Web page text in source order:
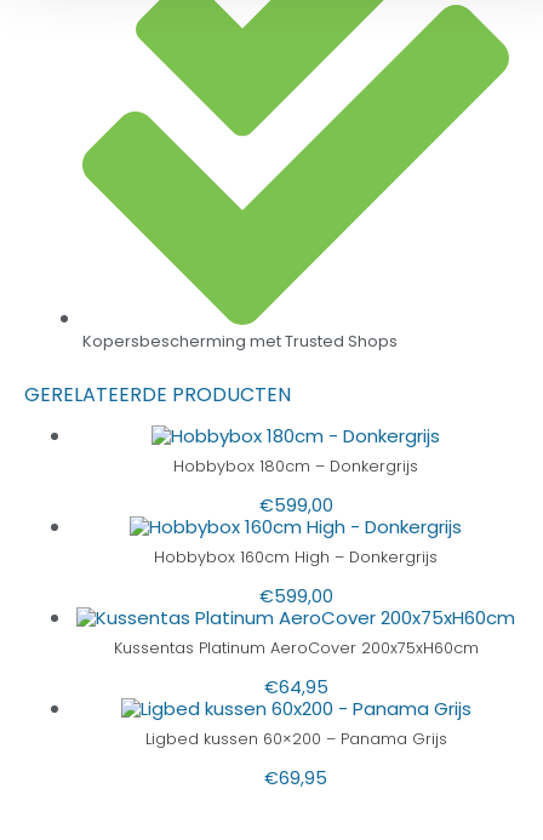
Kopersbescherming met Trusted Shops
GERELATEERDE PRODUCTEN
Hobbybox 180cm – Donkergrijs
€599,00
Hobbybox 160cm High – Donkergrijs
€599,00
Kussentas Platinum AeroCover 200x75xH60cm
€64,95
Ligbed kussen 60×200 – Panama Grijs
€69,95